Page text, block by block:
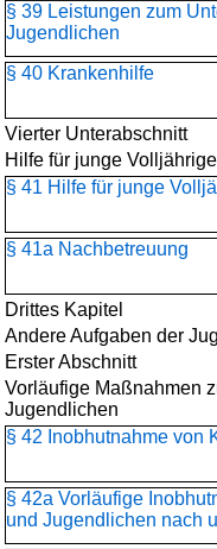
§ 39 Leistungen zum
Jugendlichen
§ 40 Krankenhilfe
Vierter Unterabschnitt
Hilfe für junge Volljährige
§ 41 Hilfe für junge
§ 41a Nachbetreuung
Drittes Kapitel
Andere Aufgaben der
Erster Abschnitt
Vorläufige Maßnahmen
Jugendlichen
§ 42 Inobhutnahme von
§ 42a Vorläufige
und Jugendlichen nach